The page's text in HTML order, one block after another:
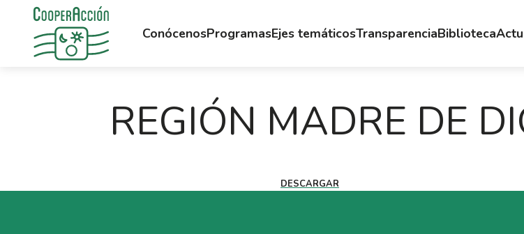
ConócenosProgramasEjes temáticosTransparenciaBiblioteca
REGIÓN MADRE DE
DESCARGAR